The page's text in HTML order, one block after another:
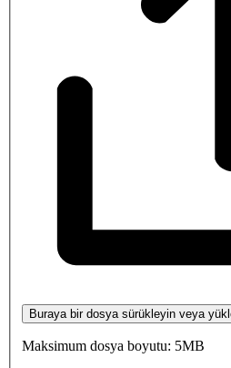
Buraya bir dosya sürükleyin veya
Maksimum dosya boyutu: 5MB